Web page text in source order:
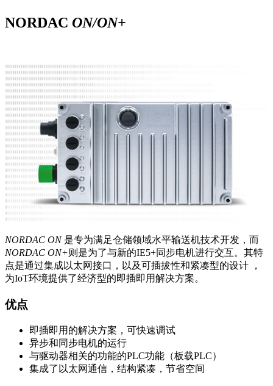
NORDAC ON/ON+
NORDAC ON是专为满足仓储领域水平输送机技术开发，而
NORDAC ON+则是为了与新的IE5+同步电机进行交互。其特
点是通过集成以太网接口，以及可插拔性和紧凑型的设计 ，
为IoT环境提供了经济型的即插即用解决方案。
优点
即插即用的解决方案，可快速调试
异步和同步电机的运行
与驱动器相关的功能的PLC功能（板载PLC）
集成了以太网通信，结构紧凑，节省空间